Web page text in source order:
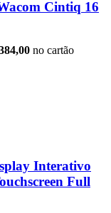
Cintiq 16
no cartão
Interativo
Full